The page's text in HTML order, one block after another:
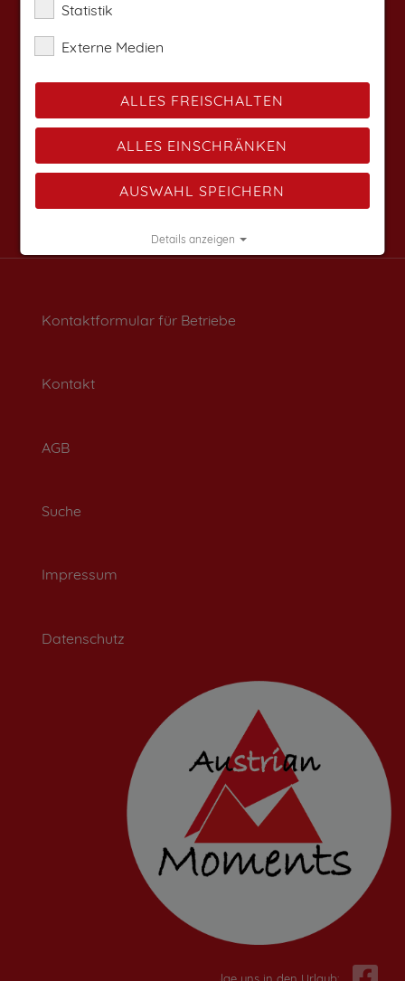
Kontaktformular für Betriebe
Kontakt
AGB
Suche
Impressum
Datenschutz
Statistik
Externe Medien
ALLES FREISCHALTEN
ALLES EINSCHRÄNKEN
AUSWAHL SPEICHERN
Details anzeigen